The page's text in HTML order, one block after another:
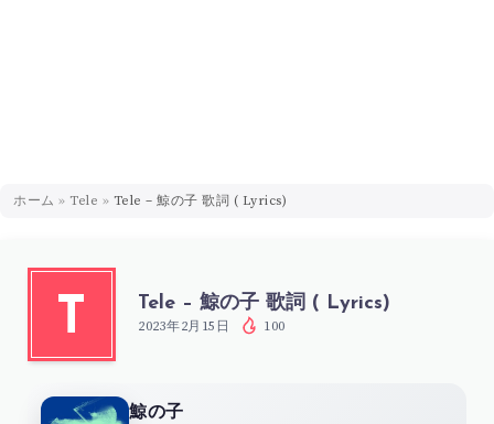
ホーム » Tele » Tele – 鯨の子 歌詞 ( Lyrics)
T Tele – 鯨の子 歌詞 ( Lyrics)
2023年2月15日 100
鯨の子